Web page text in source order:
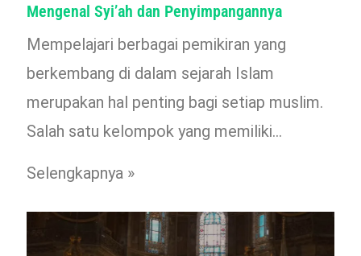
Mengenal Syi’ah dan Penyimpangannya
Mempelajari berbagai pemikiran yang
berkembang di dalam sejarah Islam
merupakan hal penting bagi setiap muslim.
Salah satu kelompok yang memiliki…
Selengkapnya »